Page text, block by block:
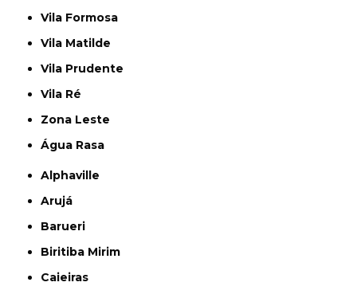
Vila Formosa
Vila Matilde
Vila Prudente
Vila Ré
Zona Leste
Água Rasa
Alphaville
Arujá
Barueri
Biritiba Mirim
Caieiras